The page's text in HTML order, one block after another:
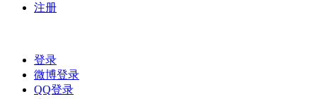
注册
登录
微博登录
QQ登录